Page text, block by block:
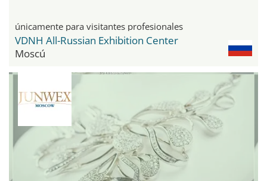
únicamente para visitantes profesionales
VDNH All-Russian Exhibition Center
Moscú